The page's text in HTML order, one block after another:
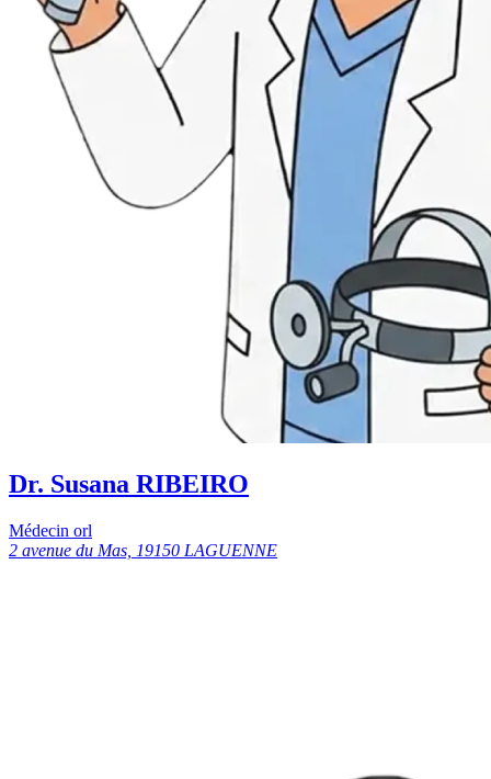
Dr. Susana RIBEIRO
Médecin orl
2 avenue du Mas, 19150 LAGUENNE